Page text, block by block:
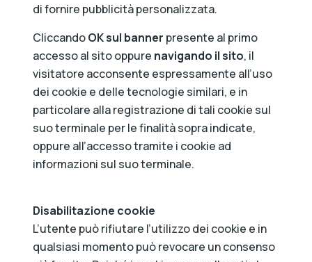
di fornire pubblicità personalizzata.
CliccandoOK sul banner presente al primo
accesso al sito oppure navigando il sito, il
visitatore acconsente espressamente all’uso
dei cookie e delle tecnologie similari, e in
particolare alla registrazione di tali cookie sul
suo terminale per le finalità sopra indicate,
oppure all’accesso tramite i cookie ad
informazioni sul suo terminale.
Disabilitazione cookie
L’utente può rifiutare l’utilizzo dei cookie e in
qualsiasi momento può revocare un consenso